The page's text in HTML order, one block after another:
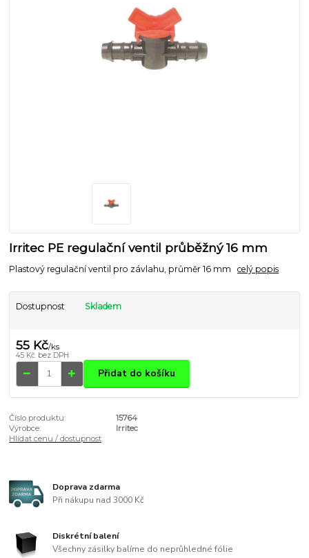
Irritec PE regulační ventil průběžný 16 mm
Plastový regulační ventil pro závlahu, průměr 16 mmcelý popis
Dostupnost Skladem
55 Kč/ks
45 Kč bez DPH
Přidat do košíku
Číslo produktu:
15764
Výrobce:
Irritec
Hlídat cenu / dostupnost
Doprava zdarma
Při nákupu nad 3000 Kč
Diskrétní balení
Všechny zásilky balíme do neprůhledné fólie